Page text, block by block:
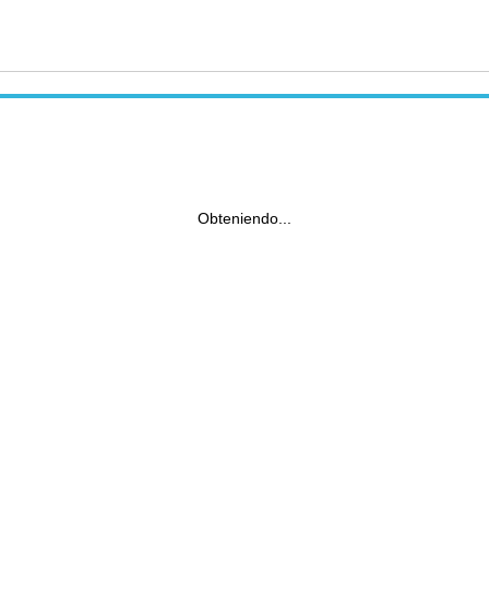
Obteniendo...